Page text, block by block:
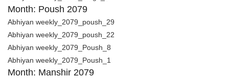
Month: Poush 2079
Abhiyan weekly_2079_poush_29
Abhiyan weekly_2079_poush_22
Abhiyan weekly_2079_Poush_8
Abhiyan weekly_2079_Poush_1
Month: Manshir 2079